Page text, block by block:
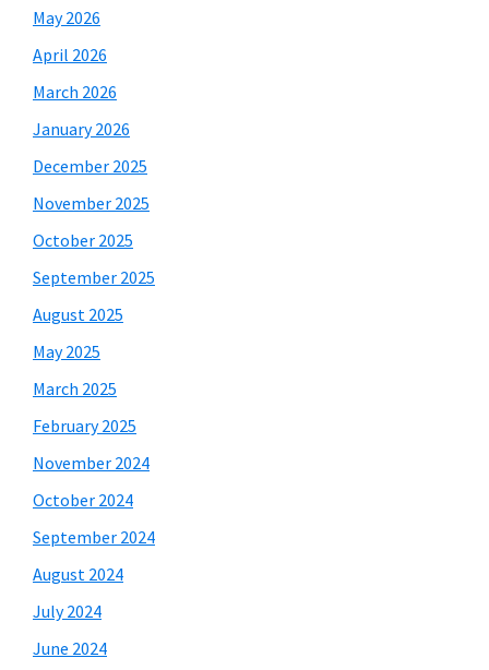
May 2026
April 2026
March 2026
January 2026
December 2025
November 2025
October 2025
September 2025
August 2025
May 2025
March 2025
February 2025
November 2024
October 2024
September 2024
August 2024
July 2024
June 2024